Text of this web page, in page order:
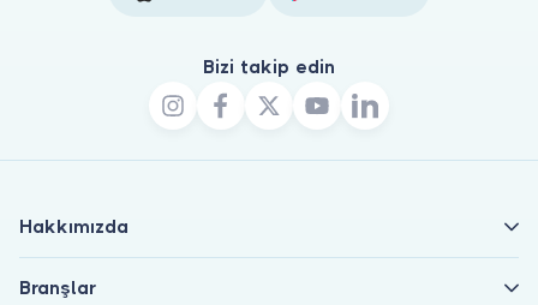
Bizi takip edin
Hakkımızda
Branşlar